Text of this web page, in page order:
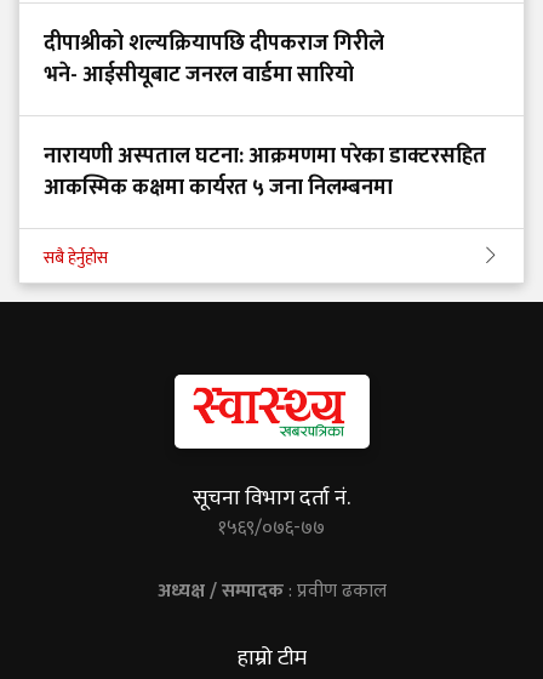
दीपाश्रीको शल्यक्रियापछि दीपकराज गिरीले
भने- आईसीयूबाट जनरल वार्डमा सारियो
नारायणी अस्पताल घटना: आक्रमणमा परेका डाक्टरसहित
आकस्मिक कक्षमा कार्यरत ५ जना निलम्बनमा
सबै हेर्नुहोस
सूचना विभाग दर्ता नं.
१५६९/०७६-७७
अध्यक्ष / सम्पादक: प्रवीण ढकाल
हाम्रो टीम